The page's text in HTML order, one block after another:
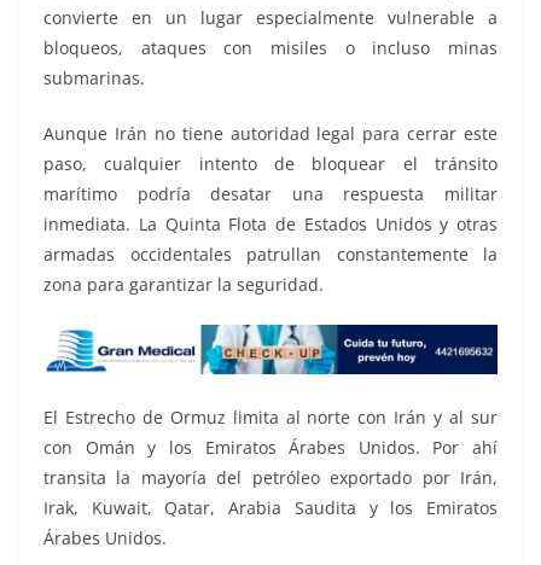
convierte en un lugar especialmente vulnerable a
bloqueos, ataques con misiles o incluso minas
submarinas.
Aunque Irán no tiene autoridad legal para cerrar este
paso, cualquier intento de bloquear el tránsito
marítimo podría desatar una respuesta militar
inmediata. La Quinta Flota de Estados Unidos y otras
armadas occidentales patrullan constantemente la
zona para garantizar la seguridad.
El Estrecho de Ormuz limita al norte con Irán y al sur
con Omán y los Emiratos Árabes Unidos. Por ahí
transita la mayoría del petróleo exportado por Irán,
Irak, Kuwait, Qatar, Arabia Saudita y los Emiratos
Árabes Unidos.